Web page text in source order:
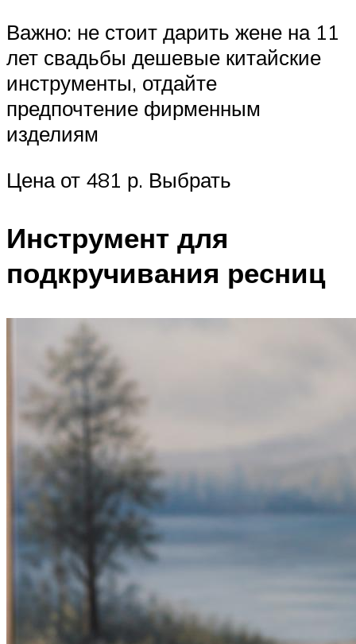
Важно: не стоит дарить жене на 11
лет свадьбы дешевые китайские
инструменты, отдайте
предпочтение фирменным
изделиям
Цена от 481 р. Выбрать
Инструмент для
подкручивания ресниц